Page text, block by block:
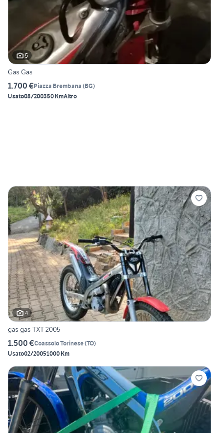
5
Gas Gas
1.700 €Piazza Brembana (BG)
Usato08/200350 KmAltro
4
gas gas TXT 2005
1.500 €Coassolo Torinese(TO)
Usato02/20051000 Km